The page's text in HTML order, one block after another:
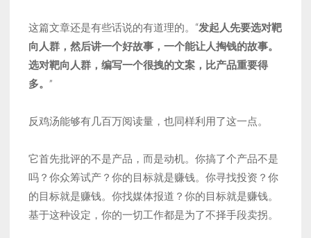
这篇文章还是有些话说的有道理的。“发起人先要选对靶
向人群，然后讲一个好故事，一个能让人掏钱的故事。
选对靶向人群，编写一个很拽的文案，比产品重要得
多。 ”
反鸡汤能够有几百万阅读量，也同样利用了这一点。
它首先批评的不是产品，而是动机。你搞了个产品不是
吗？你众筹试产？你的目标就是赚钱。你寻找投资？你
的目标就是赚钱。你找媒体报道？你的目标就是赚钱。
基于这种设定，你的一切工作都是为了不择手段卖拐。